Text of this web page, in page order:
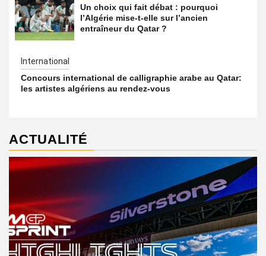
Un choix qui fait débat : pourquoi
l’Algérie mise-t-elle sur l’ancien
entraîneur du Qatar ?
International
Concours international de calligraphie arabe au Qatar:
les artistes algériens au rendez-vous
ACTUALITÉ